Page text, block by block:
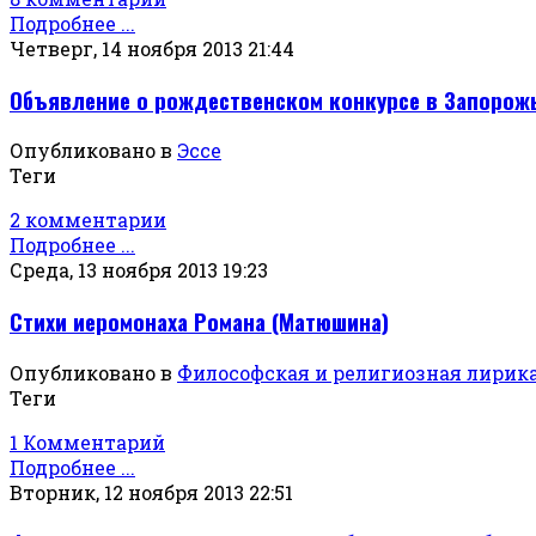
Подробнее ...
Четверг, 14 ноября 2013 21:44
Объявление о рождественском конкурсе в
Опубликовано в Эссе
Теги
2 комментарии
Подробнее ...
Среда, 13 ноября 2013 19:23
Стихи иеромонаха Романа (Матюшина)
Опубликовано в Философская и религиозная
Теги
1 Комментарий
Подробнее ...
Вторник, 12 ноября 2013 22:51